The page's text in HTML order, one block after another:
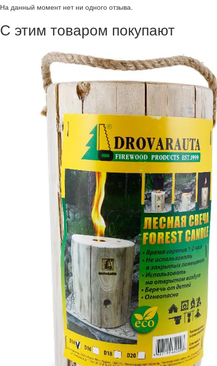
На данный момент нет ни одного отзыва.
С этим товаром покупают